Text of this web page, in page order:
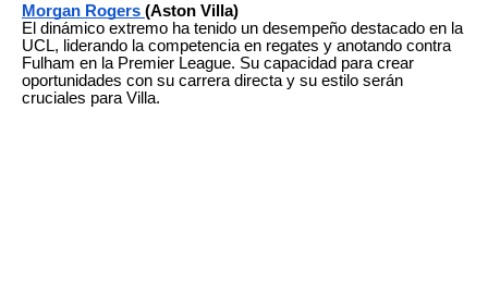
Morgan Rogers (Aston Villa)
El dinámico extremo ha tenido un desempeño destacado en la
UCL, liderando la competencia en regates y anotando contra
Fulham en la Premier League. Su capacidad para crear
oportunidades con su carrera directa y su estilo serán
cruciales para Villa.